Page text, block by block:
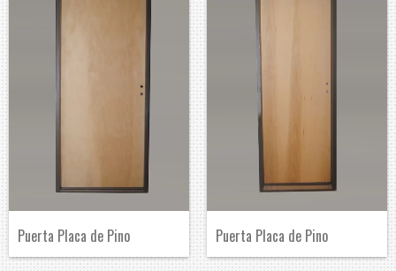
Puerta Placa de Pino Puerta Placa de Pino